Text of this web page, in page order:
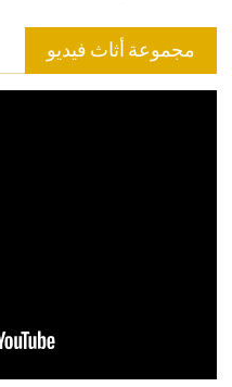
مجموعة أثاث فيديو